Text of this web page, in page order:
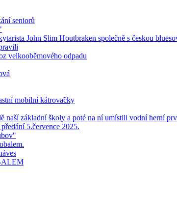
seniorů
John Slim Houtbraken společně s českou
velkooběmového odpadu
mobilní kátrovačky
naší základní školy a poté na ní umístili vodní herní
5.července 2025.